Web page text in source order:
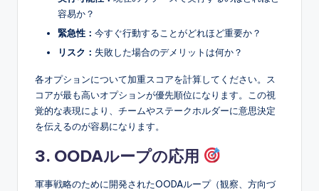
容易か？
緊急性： 今すぐ行動することがどれほど重要か？
リスク： 失敗した場合のデメリットは何か？
各オプションについて加重スコアを計算してください。ス
コアが最も高いオプションが優先順位になります。この視
覚的な表現により、チームやステークホルダーに意思決定
を伝えるのが容易になります。
3. OODAループの応用
軍事戦略のために開発されたOODAループ（観察、方向づ